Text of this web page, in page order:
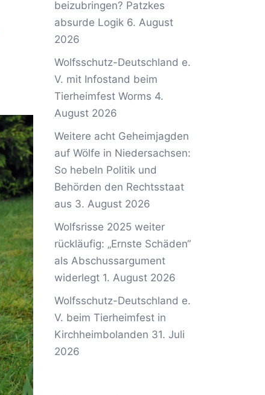
beizubringen? Patzkes
absurde Logik 6. August
2026
Wolfsschutz-Deutschland e.
V. mit Infostand beim
Tierheimfest Worms 4.
August 2026
Weitere acht Geheimjagden
auf Wölfe in Niedersachsen:
So hebeln Politik und
Behörden den Rechtsstaat
aus 3. August 2026
Wolfsrisse 2025 weiter
rückläufig: „Ernste Schäden“
als Abschussargument
widerlegt 1. August 2026
Wolfsschutz-Deutschland e.
V. beim Tierheimfest in
Kirchheimbolanden 31. Juli
2026